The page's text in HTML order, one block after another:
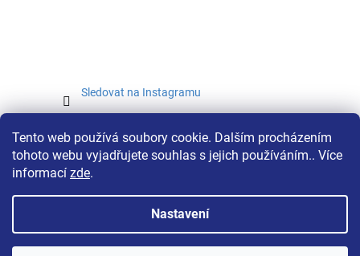
Tento web používá soubory cookie. Dalším procházením
tohoto webu vyjadřujete souhlas s jejich používáním.. Více
informací zde.
Nastavení
Sledovat na Instagramu
Vytvořil Shoptet